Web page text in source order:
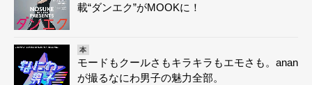
載“ダンエク”がMOOKに！
本
モードもクールさもキラキラもエモさも。anan
が撮るなにわ男子の魅力全部。